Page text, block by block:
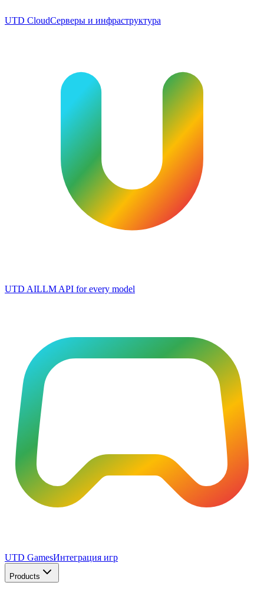
UTD CloudСерверы и инфраструктура
UTD AILLM API for every model
UTD GamesИнтеграция игр
Products